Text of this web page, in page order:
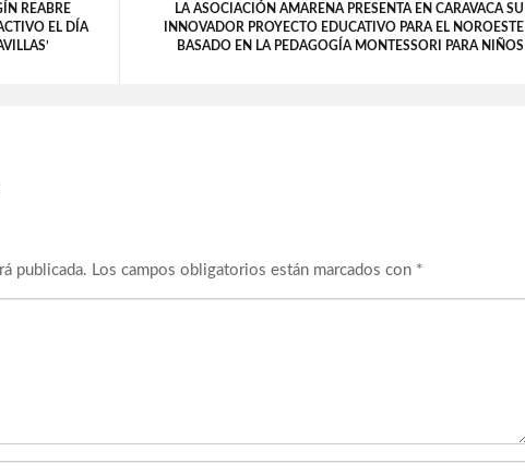
REABRE
EL DÍA
LA ASOCIACIÓN AMARENA PRESENTA EN CARAVACA SU
INNOVADOR PROYECTO EDUCATIVO PARA EL NOROESTE
BASADO EN LA PEDAGOGÍA MONTESSORI PARA NIÑOS
publicada. Los campos obligatorios están marcados con *